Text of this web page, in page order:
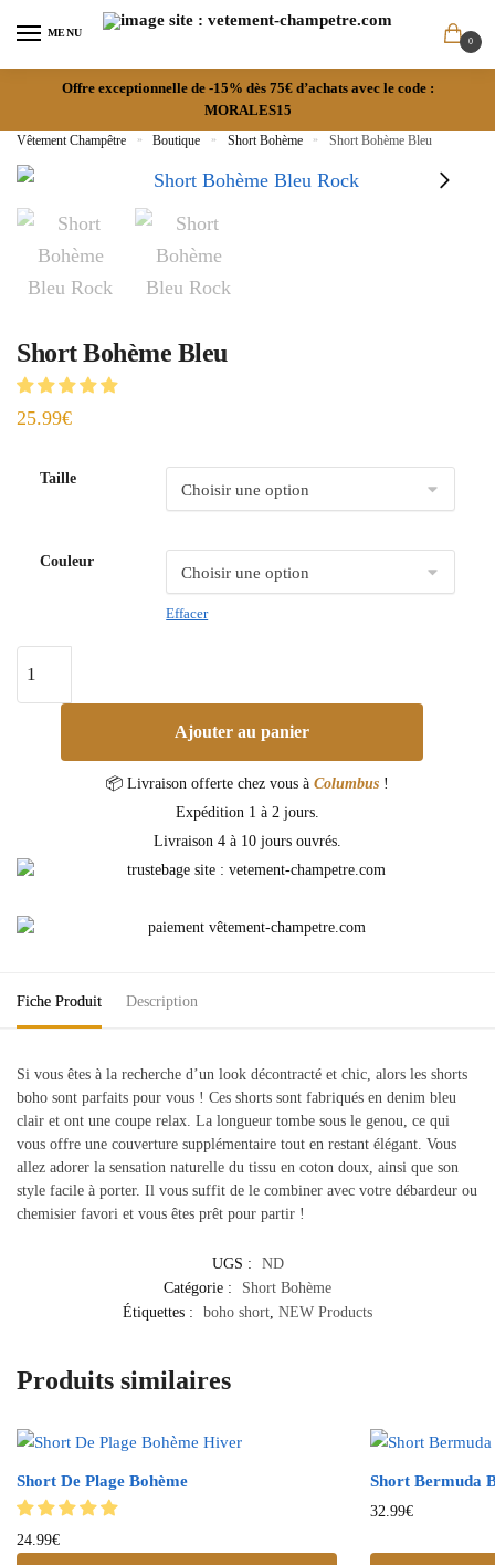
MENU
0
Offre exceptionnelle de -15% dès 75€ d’achats avec le code :
MORALES15
Vêtement Champêtre » Boutique » Short Bohème » Short Bohème Bleu
Short Bohème Bleu
25.99€
Taille
Couleur
Effacer
Ajouter au panier
📦 Livraison offerte chez vous à Columbus !
Expédition 1 à 2 jours.
Livraison 4 à 10 jours ouvrés.
Fiche Produit Description
Si vous êtes à la recherche d’un look décontracté et chic, alors les shorts
boho sont parfaits pour vous ! Ces shorts sont fabriqués en denim bleu
clair et ont une coupe relax. La longueur tombe sous le genou, ce qui
vous offre une couverture supplémentaire tout en restant élégant. Vous
allez adorer la sensation naturelle du tissu en coton doux, ainsi que son
style facile à porter. Il vous suffit de le combiner avec votre débardeur ou
chemisier favori et vous êtes prêt pour partir !
UGS :
ND
Catégorie :
Short Bohème
Étiquettes :
boho short, NEW Products
Produits similaires
Short De Plage Bohème
24.99€
Short Bermuda
32.99€